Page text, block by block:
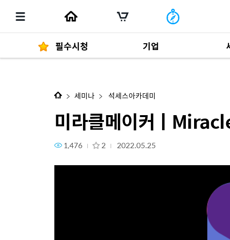
필수시청 기업
경영자 메세지
미라클메이커ㅣMiracle Makerㅣ
다음 콘텐츠
세미나 석세스아카데미
미라클메이커ㅣ
1,476 2 2022.05.25